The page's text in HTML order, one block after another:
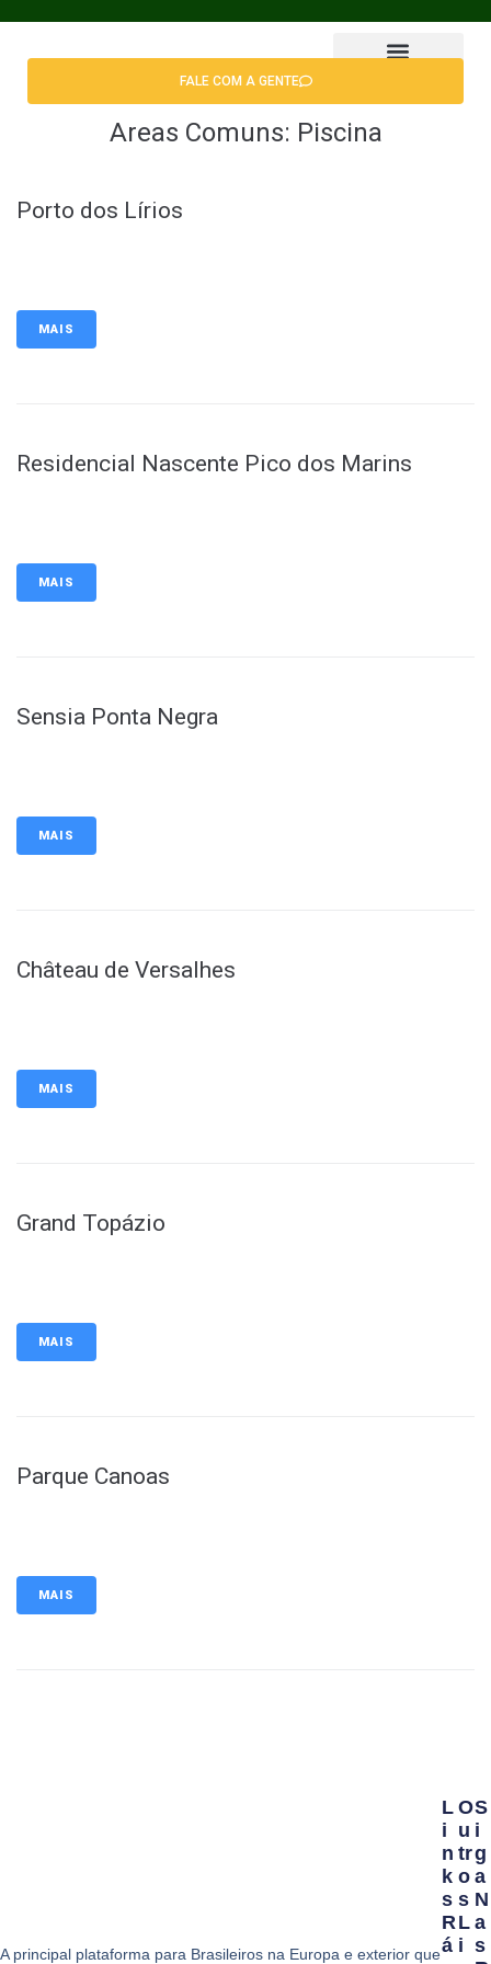
FALE COM A GENTE
Areas Comuns: Piscina
Porto dos Lírios
MAIS
Residencial Nascente Pico dos Marins
MAIS
Sensia Ponta Negra
MAIS
Château de Versalhes
MAIS
Grand Topázio
MAIS
Parque Canoas
MAIS
A principal plataforma para Brasileiros na Europa e exterior que
O
U
Tr
O
S
L
I
L
I
N
K
S
R
Á
S
I
G
A
N
A
S